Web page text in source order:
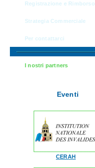
Registrazione e Rimborso
Strategia Commerciale
Per contattarci
I nostri partners
Eventi
CERAH